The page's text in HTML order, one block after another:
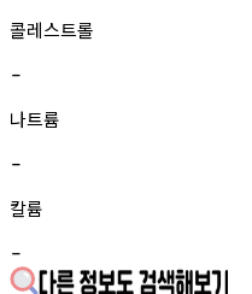
콜레스트롤
-
나트륨
-
칼륨
-